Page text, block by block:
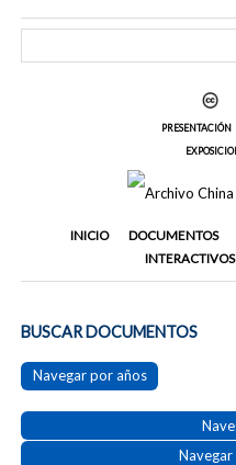
PRESENTACIÓN
INICIO DOCUMENTOS
INTERACTIVOS
BUSCAR DOCUMENTOS
Navegar por años